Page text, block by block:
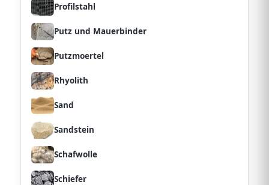
Profilstahl
Putz und Mauerbinder
Putzmoertel
Rhyolith
Sand
Sandstein
Schafwolle
Schiefer